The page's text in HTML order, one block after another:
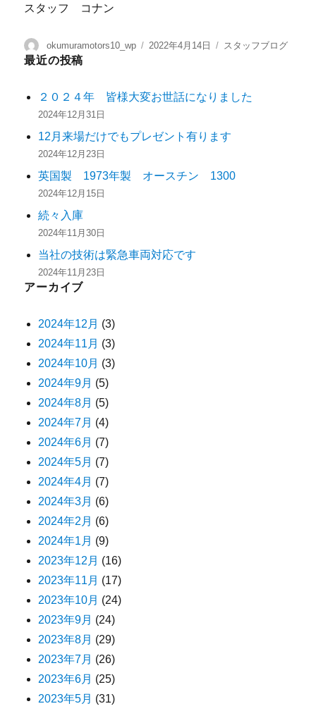
スタッフ コナン
okumuramotors10_wp 2022年4月14日 スタッフブログ
最近の投稿
２０２４年 皆様大変お世話になりました
2024年12月31日
12月来場だけでもプレゼント有ります
2024年12月23日
英国製 1973年製 オースチン 1300
2024年12月15日
続々入庫
2024年11月30日
当社の技術は緊急車両対応です
2024年11月23日
アーカイブ
2024年12月 (3)
2024年11月 (3)
2024年10月 (3)
2024年9月 (5)
2024年8月 (5)
2024年7月 (4)
2024年6月 (7)
2024年5月 (7)
2024年4月 (7)
2024年3月 (6)
2024年2月 (6)
2024年1月 (9)
2023年12月 (16)
2023年11月 (17)
2023年10月 (24)
2023年9月 (24)
2023年8月 (29)
2023年7月 (26)
2023年6月 (25)
2023年5月 (31)